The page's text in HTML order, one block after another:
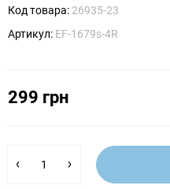
Код товара: 26935-23
Артикул: EF-1679s-4R
299 грн